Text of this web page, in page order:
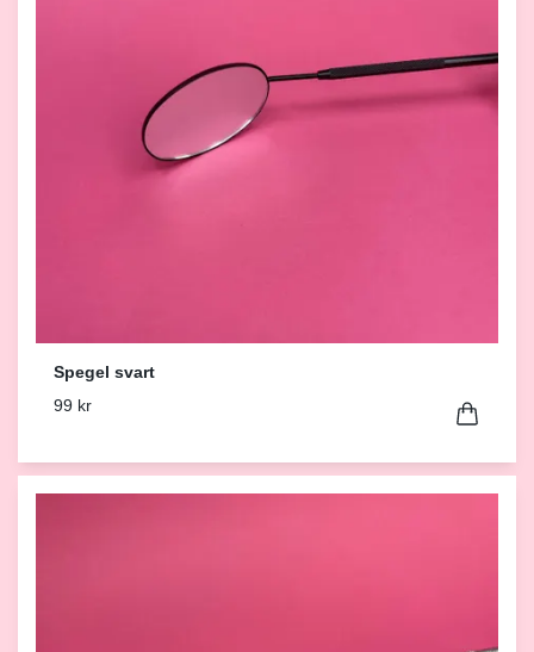
Spegel svart
99 kr